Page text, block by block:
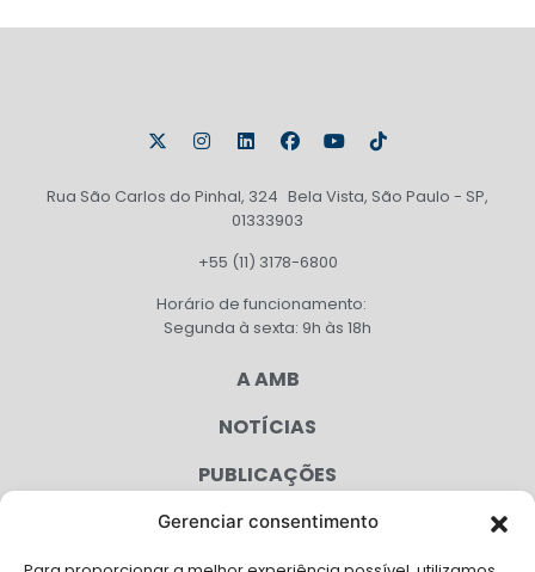
Gerenciar consentimento
Rua São Carlos do Pinhal, 324 Bela Vista, São Paulo - SP,
01333903
+55 (11) 3178-6800
Horário de funcionamento:
Segunda à sexta: 9h às 18h
A AMB
NOTÍCIAS
PUBLICAÇÕES
CONGRESSO